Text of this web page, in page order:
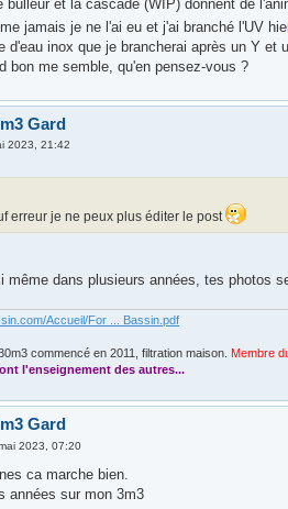
et la cascade (WIP) donnent de
jamais je ne l'ai eu et j'ai branché l'UV
d'eau inox que je brancherai après un Y
bon me semble, qu'en pensez-vous ?
Gard
2023, 21:42
erreur je ne peux plus éditer le post
même dans plusieurs années, tes photos
Accueil/For ... Bassin.pdf
commencé en 2011, filtration maison. Membre
l'enseignement des autres...
Gard
2023, 07:20
ca marche bien.
années sur mon 3m3